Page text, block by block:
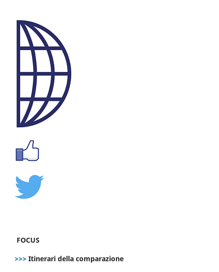
FOCUS
>>> Itinerari della comparazione